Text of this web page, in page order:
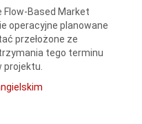
Flow-Based Market
operacyjne planowane
przełożone ze
tego terminu